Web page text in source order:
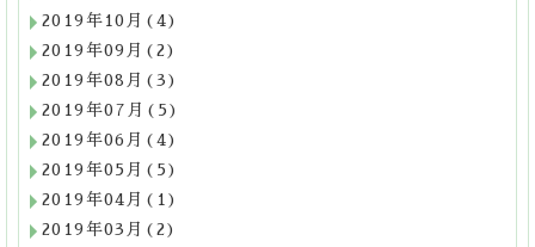
2019年10月(4)
2019年09月(2)
2019年08月(3)
2019年07月(5)
2019年06月(4)
2019年05月(5)
2019年04月(1)
2019年03月(2)